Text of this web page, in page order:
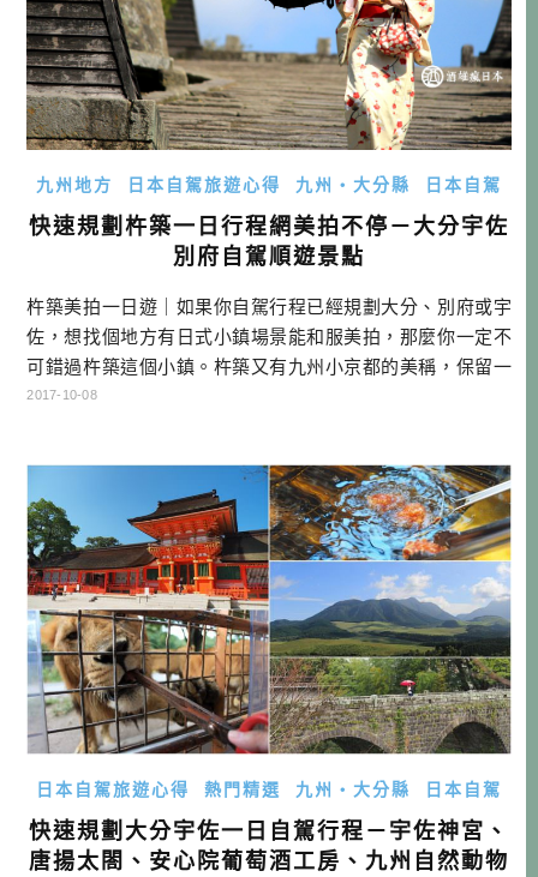
九州地方 日本自駕旅遊心得 九州・大分縣 日本自駕
快速規劃杵築一日行程網美拍不停－大分宇佐
別府自駕順遊景點
杵築美拍一日遊｜如果你自駕行程已經規劃大分、別府或宇
佐，想找個地方有日式小鎮場景能和服美拍，那麼你一定不
可錯過杵築這個小鎮。杵築又有九州小京都的美稱，保留一
區很美的日式木造房子，然後拍得差不多了，就來吃吃當地
下個行程 杵築城下町有唯一一間和服店，可以換穿和服，然
後在老街上閒晃拍照，目前可 […]…
2017-10-08
日本自駕旅遊心得 熱門精選 九州・大分縣 日本自駕
快速規劃大分宇佐一日自駕行程－宇佐神宮、
唐揚太閤、安心院葡萄酒工房、九州自然動物